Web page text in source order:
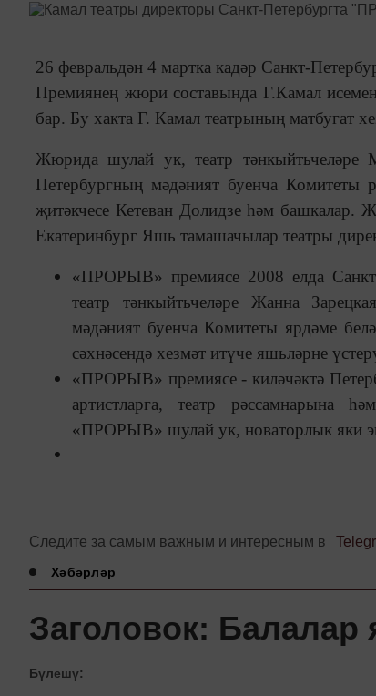
26 февральдән 4 мартка кадәр Санкт-
Премиянең жюри составында Г.Камал
бар. Бу хакта Г. Камал театрының матбугат
Жюрида шулай ук, театр
Петербургның мәдәният буенча Комитеты
җитәкчесе Кетеван Долидзе һәм башкалар.
Екатеринбург Яшь тамашачылар театры
«ПРОРЫВ» премиясе 2008 елда
театр тәнкыйтьчеләре Жанна
мәдәният буенча Комитеты ярдәме
сәхнәсендә хезмәт итүче яшьләрне
«ПРОРЫВ» премиясе - киләчәктә
артистларга, театр рәссамнарына
«ПРОРЫВ» шулай ук, новаторлык яки
Следите за самым важным и интересным в
Хәбәрләр
Заголовок:
Бүлешү: